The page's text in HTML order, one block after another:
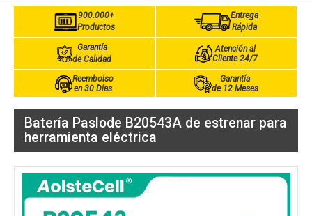
900.000+
Productos
Entrega
Rápida
Garantía
de Calidad
Atención al
Cliente 24/7
Reembolso
en 30 Días
Garantía
de 12 Meses
Batería Paslode B20543A de estrenar para
herramienta eléctrica